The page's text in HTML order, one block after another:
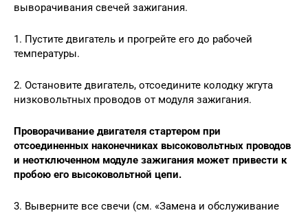
выворачивания свечей зажигания.
1. Пустите двигатель и прогрейте его до рабочей
температуры.
2. Остановите двигатель, отсоедините колодку жгута
низковольтных проводов от модуля зажигания.
Проворачивание двигателя стартером при
отсоединенных наконечниках высоковольтных проводов
и неотключенном модуле зажигания может привести к
пробою его высоковольтной цепи.
3. Выверните все свечи (см. «Замена и обслуживание